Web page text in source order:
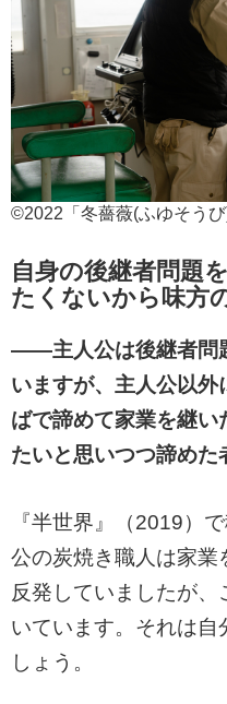
©2022「冬薔薇(ふゆそう
自身の後継者問題
たくないから味方
――主人公は後継者問
いますが、主人公以
ばで諦めて家業を継
たいと思いつつ諦めた
『半世界』（2019）
公の炭焼き職人は家業
反発していましたが
いています。それは
しょう。